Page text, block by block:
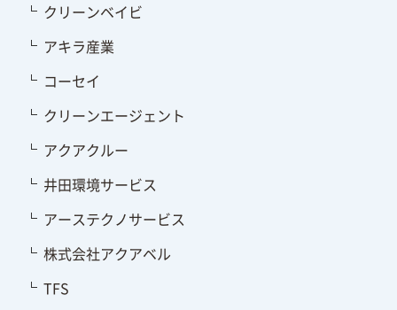
クリーンベイビ
アキラ産業
コーセイ
クリーンエージェント
アクアクルー
井田環境サービス
アーステクノサービス
株式会社アクアベル
TFS